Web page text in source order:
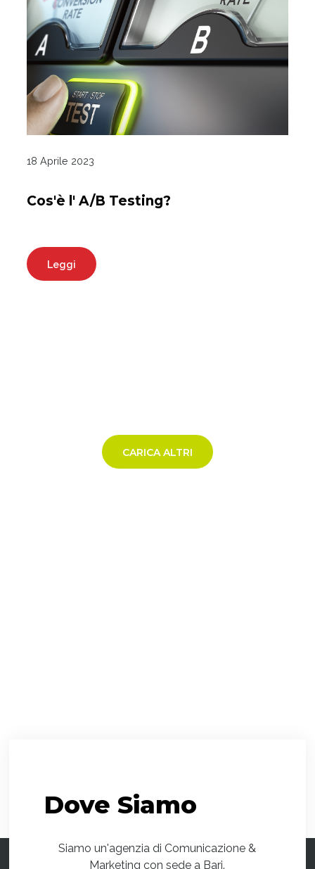
18 Aprile 2023
Cos'è l' A/B Testing?
Leggi
CARICA ALTRI
DoveSiamo
Siamo un'agenzia di Comunicazione &
Marketing con sede a Bari.